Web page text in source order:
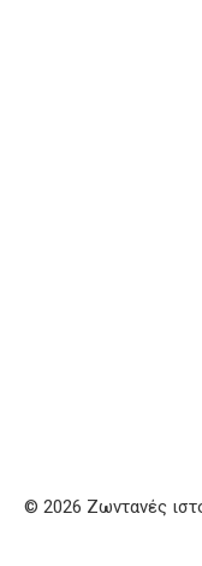
© 2026 Ζωντανές